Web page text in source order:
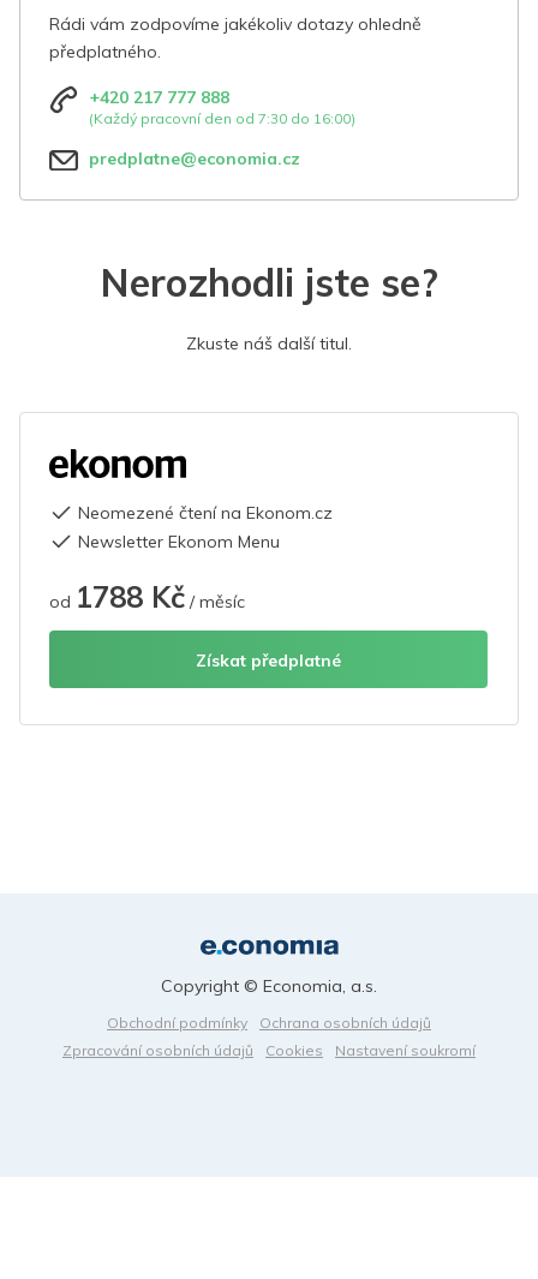
Rádi vám zodpovíme jakékoliv dotazy ohledně
předplatného.
+420 217 777 888
(Každý pracovní den od 7:30 do 16:00)
predplatne@economia.cz
Nerozhodli jste se?
Zkuste náš další titul.
Neomezené čtení na Ekonom.cz
Newsletter Ekonom Menu
od 1788 Kč / měsíc
Získat předplatné
Obchodní podmínky
Ochrana osobních údajů
Zpracování osobních údajů
Cookies Nastavení soukromí
Copyright © Economia, a.s.